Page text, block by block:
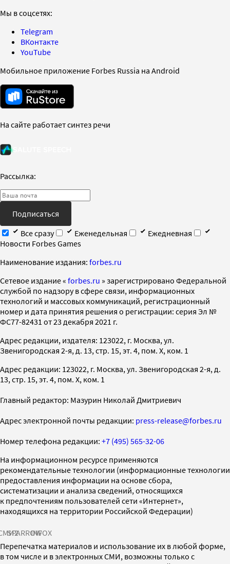
Мы в соцсетях:
Telegram
ВКонтакте
YouTube
Мобильное приложение Forbes Russia на Android
На сайте работает синтез речи
Рассылка:
Подписаться
Все сразу
Еженедельная
Ежедневная
Новости Forbes Games
Наименование издания: forbes.ru
Cетевое издание « forbes.ru » зарегистрировано Федеральной
службой по надзору в сфере связи, информационных
технологий и массовых коммуникаций, регистрационный
номер и дата принятия решения о регистрации: серия Эл №
ФС77-82431 от 23 декабря 2021 г.
Адрес редакции, издателя: 123022, г. Москва, ул.
Звенигородская 2-я, д. 13, стр. 15, эт. 4, пом. X, ком. 1
Адрес редакции: 123022, г. Москва, ул. Звенигородская 2-я, д.
13, стр. 15, эт. 4, пом. X, ком. 1
Главный редактор: Мазурин Николай Дмитриевич
Адрес электронной почты редакции: press-release@forbes.ru
Номер телефона редакции: +7 (495) 565-32-06
На информационном ресурсе применяются
рекомендательные технологии (информационные технологии
предоставления информации на основе сбора,
систематизации и анализа сведений, относящихся
к предпочтениям пользователей сети «Интернет»,
находящихся на территории Российской Федерации)
SPARROWINFOX
Перепечатка материалов и использование их в любой форме,
в том числе и в электронных СМИ, возможны только с